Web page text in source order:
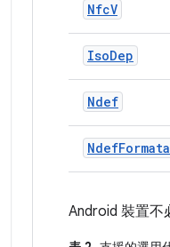
NfcV
IsoDep
Ndef
Ndef
Android 裝置不